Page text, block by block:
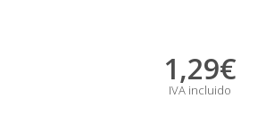
1,29€
IVA incluido